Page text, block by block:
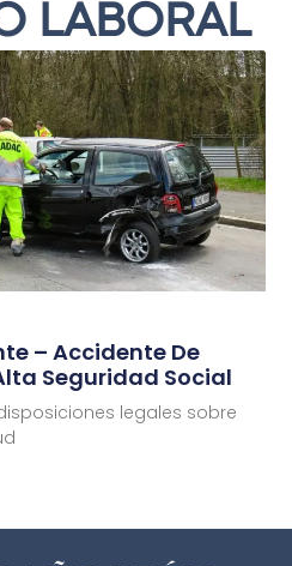
LABORAL
– Accidente De
Seguridad Social
legales sobre